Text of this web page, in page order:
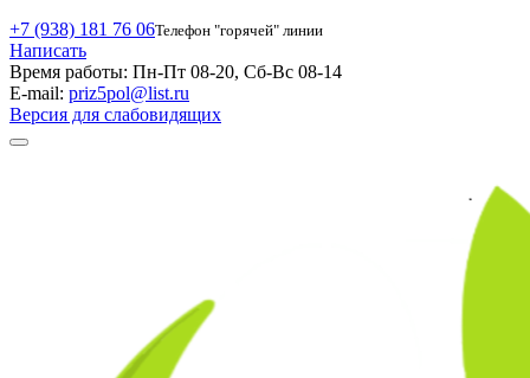
+7 (938) 181 76 06Телефон "горячей" линии
Написать
Время работы: Пн-Пт 08-20, Сб-Вс 08-14
E-mail: priz5pol@list.ru
Версия для слабовидящих